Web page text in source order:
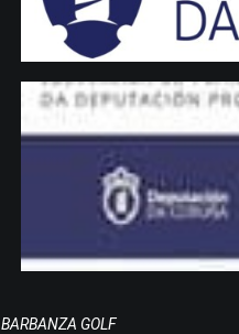
BARBANZA GOLF